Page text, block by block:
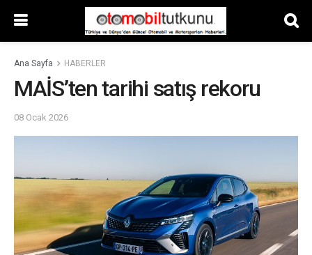
Ana Sayfa HABERLER
MAİS’ten tarihi satış rekoru
08 Ocak 2026